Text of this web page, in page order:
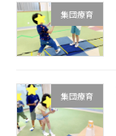
集団療育
集団療育